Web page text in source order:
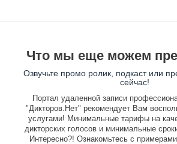
Что мы еще можем
Озвучьте промо ролик, подкаст или
сейчас!
Портал удаленной записи
"Дикторов.Нет" рекомендует Вам
услугами! Минимальные тарифы на
дикторских голосов и минимальные
Интересно?! Ознакомьтесь с